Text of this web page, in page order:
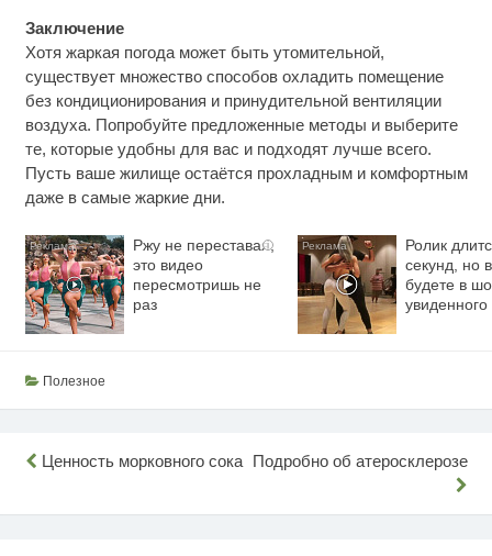
Заключение
Хотя жаркая погода может быть утомительной,
существует множество способов охладить помещение
без кондиционирования и принудительной вентиляции
воздуха. Попробуйте предложенные методы и выберите
те, которые удобны для вас и подходят лучше всего.
Пусть ваше жилище остаётся прохладным и комфортным
даже в самые жаркие дни.
i
Ржу не переставая,
это видео
пересмотришь не
раз
Ролик
секунд, но
будете в
увиденного
Полезное
Навигация
Ценность морковного сока Подробно об атеросклерозе